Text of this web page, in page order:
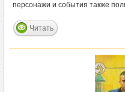
персонажи и события также
Читать